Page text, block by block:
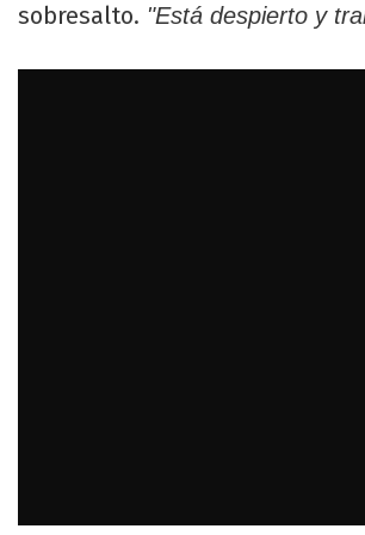
sobresalto. "Está despierto y